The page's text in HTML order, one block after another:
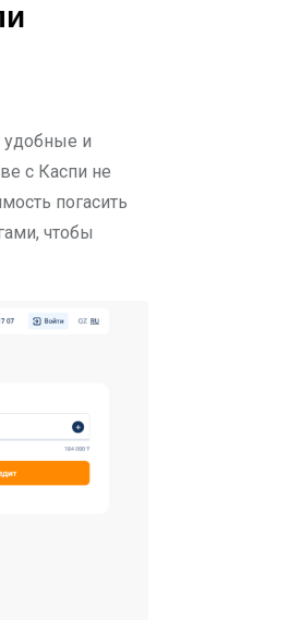
с Каспи не
погасить
чтобы